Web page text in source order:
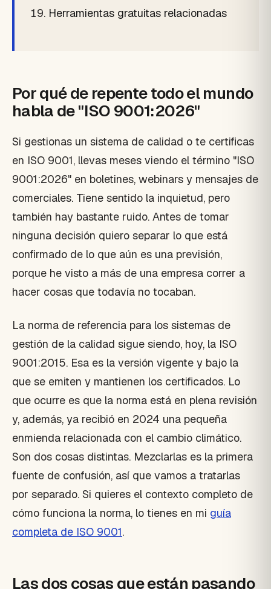
Herramientas gratuitas relacionadas
Por qué de repente todo el mundo
habla de "ISO 9001:2026"
Si gestionas un sistema de calidad o te certificas
en ISO 9001, llevas meses viendo el término "ISO
9001:2026" en boletines, webinars y mensajes de
comerciales. Tiene sentido la inquietud, pero
también hay bastante ruido. Antes de tomar
ninguna decisión quiero separar lo que está
confirmado de lo que aún es una previsión,
porque he visto a más de una empresa correr a
hacer cosas que todavía no tocaban.
La norma de referencia para los sistemas de
gestión de la calidad sigue siendo, hoy, la ISO
9001:2015. Esa es la versión vigente y bajo la
que se emiten y mantienen los certificados. Lo
que ocurre es que la norma está en plena revisión
y, además, ya recibió en 2024 una pequeña
enmienda relacionada con el cambio climático.
Son dos cosas distintas. Mezclarlas es la primera
fuente de confusión, así que vamos a tratarlas
por separado. Si quieres el contexto completo de
cómo funciona la norma, lo tienes en mi guía
completa de ISO 9001.
Las dos cosas que están pasando